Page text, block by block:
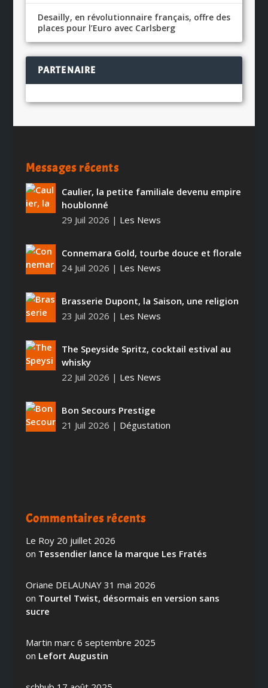
Desailly, en révolutionnaire français, offre des
places pour l’Euro avec Carlsberg
PARTENAIRE
Messages récents
Caulier, la petite familiale devenu empire
houblonné
29 Juil 2026 | Les News
Connemara Gold, tourbe douce et florale
24 Juil 2026 | Les News
Brasserie Dupont, la Saison, une religion
23 Juil 2026 | Les News
The Speyside Spritz, cocktail estival au
whisky
22 Juil 2026 | Les News
Bon Secours Prestige
21 Juil 2026 | Dégustation
Commentaires récents
Le Roy 20 juillet 2026
on Tessendier lance la marque Les Fratés
Oriane DELAUNAY 31 mai 2026
on Tourtel Twist, désormais en version sans
sucre
Martin marc 6 septembre 2025
on Lefort Augustin